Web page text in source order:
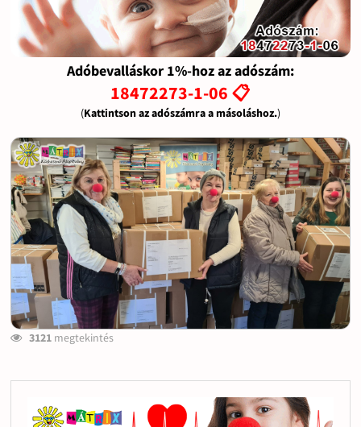
Adóbevalláskor 1%-hoz az adószám:
18472273-1-06 📋
(Kattintson az adószámra a másoláshoz.)
3121megtekintés